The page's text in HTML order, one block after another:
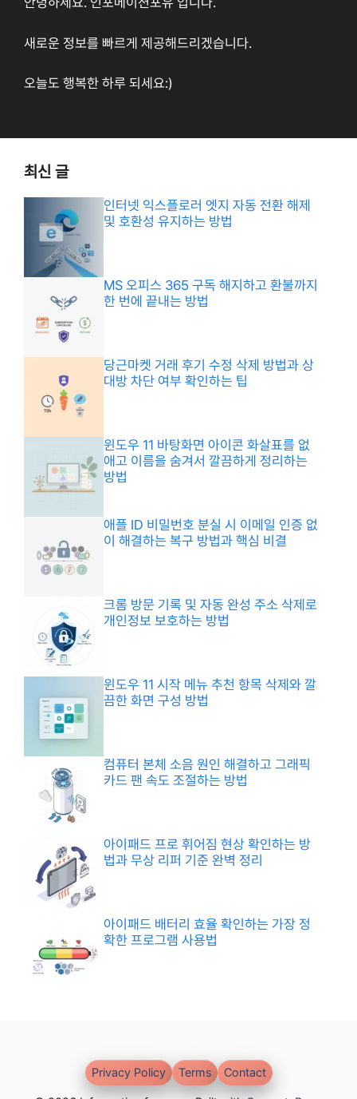
새로운 정보를 빠르게 제공해드리겠습니다.
오늘도 행복한 하루 되세요:)
최신 글
인터넷 익스플로러 엣지 자동 전환 해제
및 호환성 유지하는 방법
MS 오피스 365 구독 해지하고 환불까지
한 번에 끝내는 방법
당근마켓 거래 후기 수정 삭제 방법과 상
대방 차단 여부 확인하는 팁
윈도우 11 바탕화면 아이콘 화살표를 없
애고 이름을 숨겨서 깔끔하게 정리하는
방법
애플 ID 비밀번호 분실 시 이메일 인증 없
이 해결하는 복구 방법과 핵심 비결
크롬 방문 기록 및 자동 완성 주소 삭제로
개인정보 보호하는 방법
윈도우 11 시작 메뉴 추천 항목 삭제와 깔
끔한 화면 구성 방법
컴퓨터 본체 소음 원인 해결하고 그래픽
카드 팬 속도 조절하는 방법
아이패드 프로 휘어짐 현상 확인하는 방
법과 무상 리퍼 기준 완벽 정리
아이패드 배터리 효율 확인하는 가장 정
확한 프로그램 사용법
Privacy Policy Terms Contact